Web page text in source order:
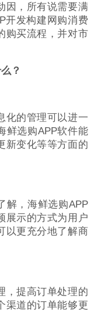
因，所有说需要满
开发构建网购消费
购买流程，并对市
？
化的管理可以进一
鲜选购APP软件能
新变化等等方面的
解，海鲜选购APP
展示的方式为用户
以更充分地了解商
，提高订单处理的
渠道的订单能够更